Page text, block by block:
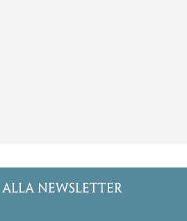
NEWSLETTER